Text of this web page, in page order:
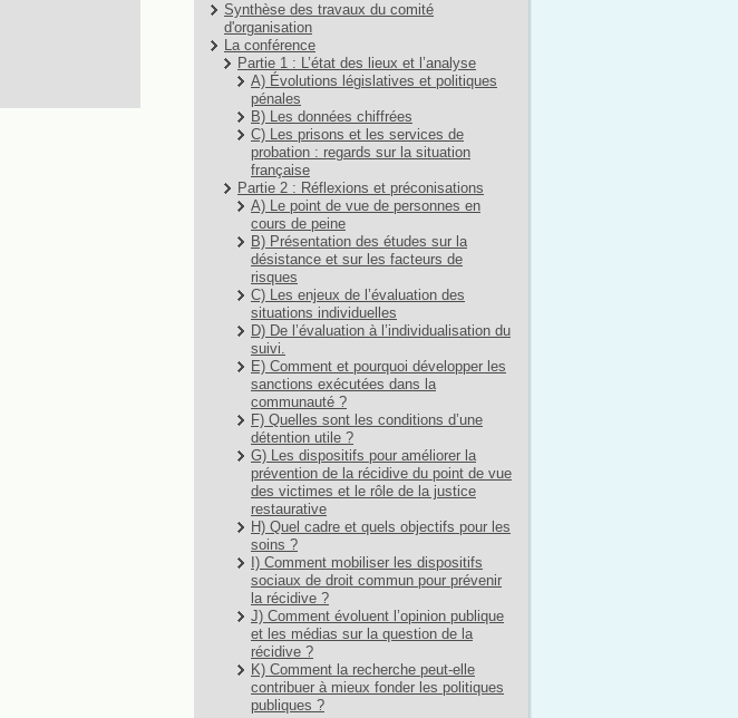
Synthèse des travaux du comité
d'organisation
La conférence
Partie 1 : L’état des lieux et l’analyse
A) Évolutions législatives et politiques
pénales
B) Les données chiffrées
C) Les prisons et les services de
probation : regards sur la situation
française
Partie 2 : Réflexions et préconisations
A) Le point de vue de personnes en
cours de peine
B) Présentation des études sur la
désistance et sur les facteurs de
risques
C) Les enjeux de l’évaluation des
situations individuelles
D) De l’évaluation à l’individualisation du
suivi.
E) Comment et pourquoi développer les
sanctions exécutées dans la
communauté ?
F) Quelles sont les conditions d’une
détention utile ?
G) Les dispositifs pour améliorer la
prévention de la récidive du point de vue
des victimes et le rôle de la justice
restaurative
H) Quel cadre et quels objectifs pour les
soins ?
I) Comment mobiliser les dispositifs
sociaux de droit commun pour prévenir
la récidive ?
J) Comment évoluent l’opinion publique
et les médias sur la question de la
récidive ?
K) Comment la recherche peut-elle
contribuer à mieux fonder les politiques
publiques ?